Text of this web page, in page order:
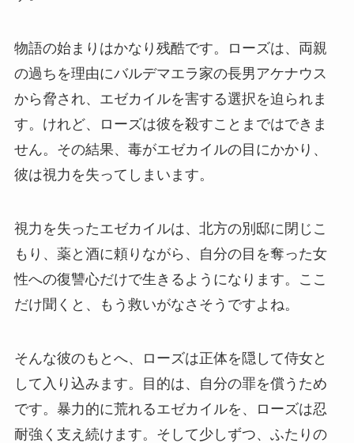
物語の始まりはかなり残酷です。ローズは、両親
の過ちを理由にバルデマエラ家の長男アケナウス
から脅され、エゼカイルを害する選択を迫られま
す。けれど、ローズは彼を殺すことまではできま
せん。その結果、毒がエゼカイルの目にかかり、
彼は視力を失ってしまいます。
視力を失ったエゼカイルは、北方の別邸に閉じこ
もり、薬と酒に頼りながら、自分の目を奪った女
性への復讐心だけで生きるようになります。ここ
だけ聞くと、もう救いがなさそうですよね。
そんな彼のもとへ、ローズは正体を隠して侍女と
して入り込みます。目的は、自分の罪を償うため
です。暴力的に荒れるエゼカイルを、ローズは忍
耐強く支え続けます。そして少しずつ、ふたりの